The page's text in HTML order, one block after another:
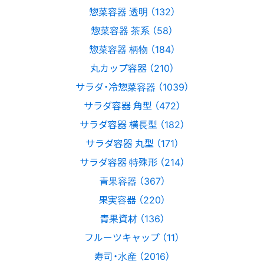
惣菜容器 透明 （132）
惣菜容器 茶系 （58）
惣菜容器 柄物 （184）
丸カップ容器 （210）
サラダ・冷惣菜容器 （1039）
サラダ容器 角型 （472）
サラダ容器 横長型 （182）
サラダ容器 丸型 （171）
サラダ容器 特殊形 （214）
青果容器 （367）
果実容器 （220）
青果資材 （136）
フルーツキャップ （11）
寿司・水産 （2016）